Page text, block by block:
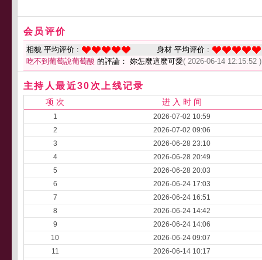
会员评价
相貌 平均评价 :
身材 平均评价 :
吃不到葡萄說葡萄酸 的評論： 妳怎麼這麼可愛( 2026-06-14 12:15:52 )
主持人最近30次上线记录
项 次 进 入 时 间
1
2026-07-02 10:59
2
2026-07-02 09:06
3
2026-06-28 23:10
4
2026-06-28 20:49
5
2026-06-28 20:03
6
2026-06-24 17:03
7
2026-06-24 16:51
8
2026-06-24 14:42
9
2026-06-24 14:06
10
2026-06-24 09:07
11
2026-06-14 10:17